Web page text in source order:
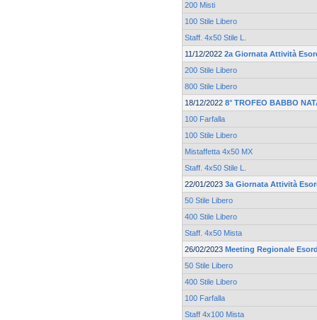
200 Misti
100 Stile Libero
Staff. 4x50 Stile L.
11/12/2022 2a Giornata Attività
200 Stile Libero
800 Stile Libero
18/12/2022 8° TROFEO BABBO
100 Farfalla
100 Stile Libero
Mistaffetta 4x50 MX
Staff. 4x50 Stile L.
22/01/2023 3a Giornata Attività
50 Stile Libero
400 Stile Libero
Staff. 4x50 Mista
26/02/2023 Meeting Regionale
50 Stile Libero
400 Stile Libero
100 Farfalla
Staff 4x100 Mista